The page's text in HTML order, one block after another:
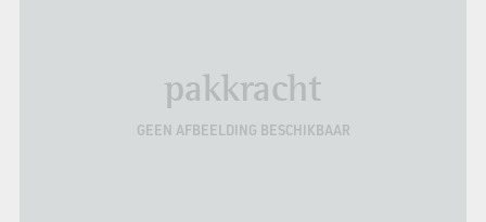
pakkracht
GEEN AFBEELDING BESCHIKBAAR